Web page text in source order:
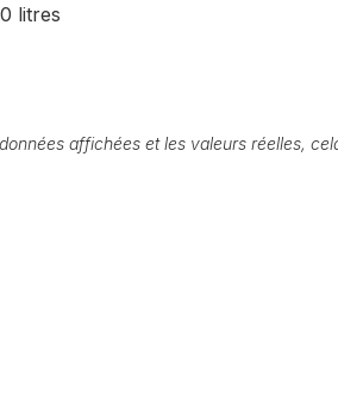
litres
affichées et les valeurs réelles,